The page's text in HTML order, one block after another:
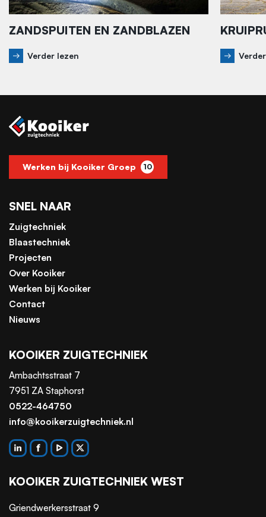
ZANDSPUITEN EN ZANDBLAZEN
Verder lezen
Werken bij Kooiker Groep 10
SNEL NAAR
Zuigtechniek
Blaastechniek
Projecten
Over Kooiker
Werken bij Kooiker
Contact
Nieuws
KOOIKER ZUIGTECHNIEK
Ambachtsstraat 7
7951 ZA Staphorst
0522-464750
info@kooikerzuigtechniek.nl
KOOIKER ZUIGTECHNIEK WEST
Griendwerkersstraat 9